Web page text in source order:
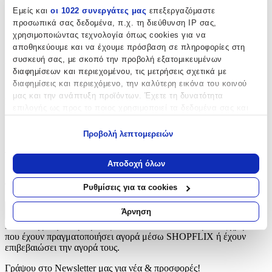
Εμείς και οι 1022 συνεργάτες μας επεξεργαζόμαστε
προσωπικά σας δεδομένα, π.χ. τη διεύθυνση IP σας,
χρησιμοποιώντας τεχνολογία όπως cookies για να
αποθηκεύουμε και να έχουμε πρόσβαση σε πληροφορίες στη
συσκευή σας, με σκοπό την προβολή εξατομικευμένων
διαφημίσεων και περιεχομένου, τις μετρήσεις σχετικά με
διαφημίσεις και περιεχόμενο, την καλύτερη εικόνα του κοινού
μας και την ανάπτυξη προϊόντων. Έχετε τη δυνατότητα
Να συλλέξουμε πληροφορίες σχετικά με τη γεωγραφική
σας τοποθεσία, οι οποίες μπορεί να είναι ακριβείς σε
απόσταση μερικών μέτρων
Να αναγνωρίσουμε τη συσκευή σας σαρώνοντας ενεργά
για συγκεκριμένα χαρακτηριστικά (δακτυλικό αποτύπωμα)
Μάθετε περισσότερα σχετικά με τον τρόπο επεξεργασίας των
προσωπικών σας δεδομένων και καθορίστε τις προτιμήσεις σας
στηνενότητα “Λεπτομέρειες”
Δήλωση Cookies.
Προβολή λεπτομερειών
Αποδοχή όλων
Ρυθμίσεις για τα cookies
Άρνηση
Safety :
Όχι
Χρώμα:
Κόκκινο
Κατασκευαστής
Προς το παρόν δεν υπάρχουν άλλες αξιολογήσεις. Όταν
προστεθούν, θα εμφανιστούν εδώ.
Πώς υπολογίζεται η βαθμολογία
Η τελική βαθμολογία βασίζεται αποκλειστικά σε κριτικές χρηστών
που έχουν πραγματοποιήσει αγορά μέσω SHOPFLIX ή έχουν
επιβεβαιώσει την αγορά τους.
Γράψου στο Νewsletter μας για νέα & προσφορές!